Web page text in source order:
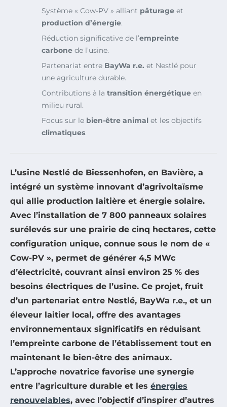
Système « Cow-PV » alliant pâturage et
production d’énergie.
Réduction significative de l’empreinte
carbone de l’usine.
Partenariat entre BayWa r.e. et Nestlé pour
une agriculture durable.
Contributions à la transition énergétique en
milieu rural.
Focus sur le bien-être animal et les objectifs
climatiques.
L’usine Nestlé de Biessenhofen, en Bavière, a
intégré un système innovant d’agrivoltaïsme
qui allie production laitière et énergie solaire.
Avec l’installation de 7 800 panneaux solaires
surélevés sur une prairie de cinq hectares, cette
configuration unique, connue sous le nom de «
Cow-PV », permet de générer 4,5 MWc
d’électricité, couvrant ainsi environ 25 % des
besoins électriques de l’usine. Ce projet, fruit
d’un partenariat entre Nestlé, BayWa r.e., et un
éleveur laitier local, offre des avantages
environnementaux significatifs en réduisant
l’empreinte carbone de l’établissement tout en
maintenant le bien-être des animaux.
L’approche novatrice favorise une synergie
entre l’agriculture durable et les énergies
renouvelables, avec l’objectif d’inspirer d’autres